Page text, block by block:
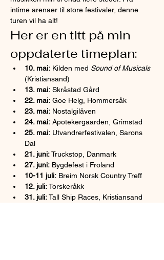
intime arenaer til store festivaler, denne
turen vil ha alt!
Her er en titt på min
oppdaterte timeplan:
10. mai: Kilden med Sound of Musicals
(Kristiansand)
13. mai: Skråstad Gård
22. mai: Goe Helg, Hommersåk
23. mai: Nostalgilåven
24. mai: Apotekergaarden, Grimstad
25. mai: Utvandrerfestivalen, Sarons
Dal
21. juni: Truckstop, Danmark
27. juni: Bygdefest i Froland
10-11 juli: Breim Norsk Country Treff
12. juli: Torskeråkk
31. juli: Tall Ship Races, Kristiansand